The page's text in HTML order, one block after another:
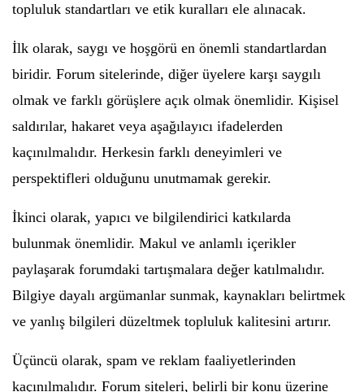
topluluk standartları ve etik kuralları ele alınacak.
İlk olarak, saygı ve hoşgörü en önemli standartlardan
biridir. Forum sitelerinde, diğer üyelere karşı saygılı
olmak ve farklı görüşlere açık olmak önemlidir. Kişisel
saldırılar, hakaret veya aşağılayıcı ifadelerden
kaçınılmalıdır. Herkesin farklı deneyimleri ve
perspektifleri olduğunu unutmamak gerekir.
İkinci olarak, yapıcı ve bilgilendirici katkılarda
bulunmak önemlidir. Makul ve anlamlı içerikler
paylaşarak forumdaki tartışmalara değer katılmalıdır.
Bilgiye dayalı argümanlar sunmak, kaynakları belirtmek
ve yanlış bilgileri düzeltmek topluluk kalitesini artırır.
Üçüncü olarak, spam ve reklam faaliyetlerinden
kaçınılmalıdır. Forum siteleri, belirli bir konu üzerine